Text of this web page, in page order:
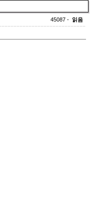
45087 - 읽음